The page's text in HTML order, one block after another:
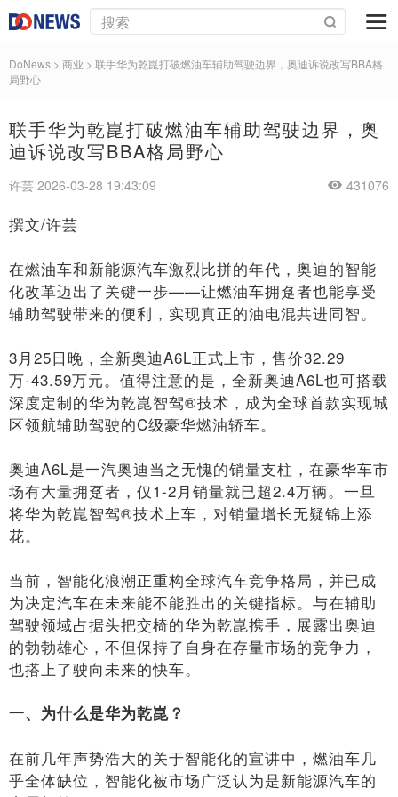
DoNews > 商业 > 联手华为乾崑打破燃油车辅助驾驶边界，奥迪诉说改写BBA格
局野心
联手华为乾崑打破燃油车辅助驾驶边界，奥
迪诉说改写BBA格局野心
许芸 2026-03-28 19:43:09 431076
撰文/许芸
在燃油车和新能源汽车激烈比拼的年代，奥迪的智能
化改革迈出了关键一步——让燃油车拥趸者也能享受
辅助驾驶带来的便利，实现真正的油电混共进同智。
3月25日晚，全新奥迪A6L正式上市，售价32.29
万-43.59万元。值得注意的是，全新奥迪A6L也可搭载
深度定制的华为乾崑智驾®技术，成为全球首款实现城
区领航辅助驾驶的C级豪华燃油轿车。
奥迪A6L是一汽奥迪当之无愧的销量支柱，在豪华车市
场有大量拥趸者，仅1-2月销量就已超2.4万辆。一旦
将华为乾崑智驾®技术上车，对销量增长无疑锦上添
花。
当前，智能化浪潮正重构全球汽车竞争格局，并已成
为决定汽车在未来能不能胜出的关键指标。与在辅助
驾驶领域占据头把交椅的华为乾崑携手，展露出奥迪
的勃勃雄心，不但保持了自身在存量市场的竞争力，
也搭上了驶向未来的快车。
一、为什么是华为乾崑？
在前几年声势浩大的关于智能化的宣讲中，燃油车几
乎全体缺位，‌智能化被市场广泛认为是新能源汽车的